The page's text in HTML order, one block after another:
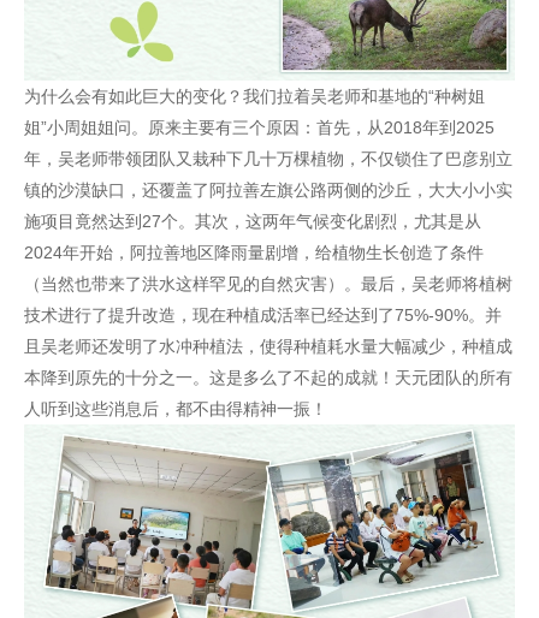
为什么会有如此巨大的变化？我们拉着吴老师和基地的“种树姐
姐”小周姐姐问。原来主要有三个原因：首先，从2018年到2025
年，吴老师带领团队又栽种下几十万棵植物，不仅锁住了巴彦别立
镇的沙漠缺口，还覆盖了阿拉善左旗公路两侧的沙丘，大大小小实
施项目竟然达到27个。其次，这两年气候变化剧烈，尤其是从
2024年开始，阿拉善地区降雨量剧增，给植物生长创造了条件
（当然也带来了洪水这样罕见的自然灾害）。最后，吴老师将植树
技术进行了提升改造，现在种植成活率已经达到了75%-90%。并
且吴老师还发明了水冲种植法，使得种植耗水量大幅减少，种植成
本降到原先的十分之一。这是多么了不起的成就！天元团队的所有
人听到这些消息后，都不由得精神一振！